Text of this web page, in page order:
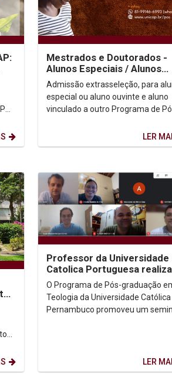
Mestrados e Doutorados -
Alunos Especiais / Alunos
Ouvintes
Admissão extrasseleção, para
especial ou aluno ouvinte e aluno
vinculado a outro Programa de
LER
Professor da Universidade
Catolica Portuguesa realiza
seminario no PPGTEO da
Unicap
O Programa de Pós-graduação
Teologia da Universidade Católica
Pernambuco promoveu um
LER